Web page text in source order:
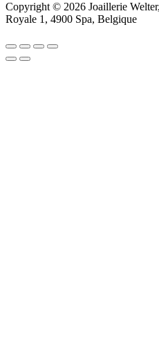
Copyright © 2026 Joaillerie
Royale 1, 4900 Spa, Belgique